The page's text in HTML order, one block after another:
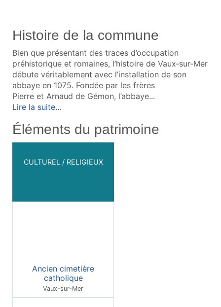
Histoire de la commune
Bien que présentant des traces d’occupation
préhistorique et romaines, l’histoire de Vaux‑sur‑Mer
débute véritablement avec l’installation de son
abbaye en 1075. Fondée par les frères
Pierre et Arnaud de Gémon, l’abbaye...
Lire la suite...
Éléments du patrimoine
CULTUREL / RELIGIEUX
Ancien cimetière
catholique
Vaux-sur-Mer